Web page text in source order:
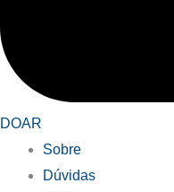
DOAR
Sobre
Dúvidas